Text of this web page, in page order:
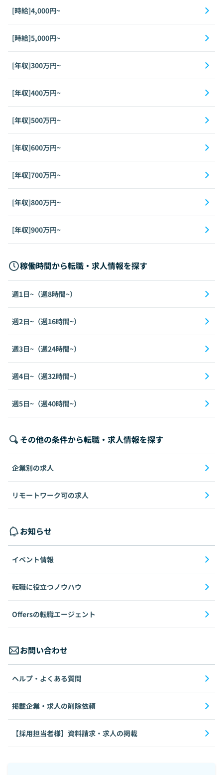
[時給]4,000円~
[時給]5,000円~
[年収]300万円~
[年収]400万円~
[年収]500万円~
[年収]600万円~
[年収]700万円~
[年収]800万円~
[年収]900万円~
稼働時間から転職・求人情報を探す
週1日~（週8時間~）
週2日~（週16時間~）
週3日~（週24時間~）
週4日~（週32時間~）
週5日~（週40時間~）
その他の条件から転職・求人情報を探す
企業別の求人
リモートワーク可の求人
お知らせ
イベント情報
転職に役立つノウハウ
Offersの転職エージェント
お問い合わせ
ヘルプ・よくある質問
掲載企業・求人の削除依頼
【採用担当者様】資料請求・求人の掲載